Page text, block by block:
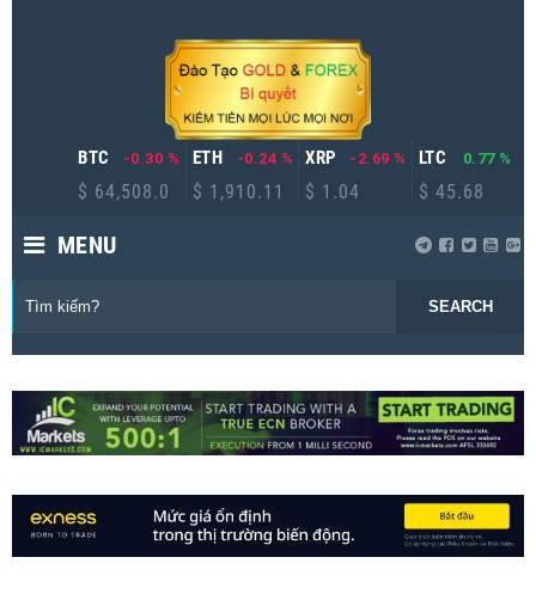
BTC
$ 64,508.0
-0.30 %
ETH
$ 1,910.11
-0.24 %
XRP
$ 1.04
-2.69 %
LTC
$ 45.68
0.77 %
SEARCH
MENU